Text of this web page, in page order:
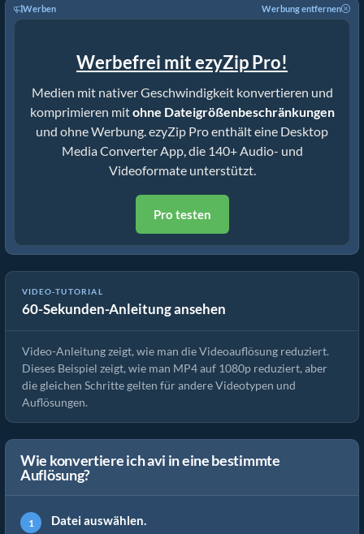
Werben Werbung entfernen
Werbefrei mit ezyZip Pro!
Medien mit nativer Geschwindigkeit konvertieren und
komprimieren mitohne Dateigrößenbeschränkungen
und ohne Werbung. ezyZip Pro enthält eine Desktop
Media Converter App, die 140+ Audio- und
Videoformate unterstützt.
Pro testen
VIDEO-TUTORIAL
60-Sekunden-Anleitung ansehen
So reduzieren Sie die avi-Auflösung (Einfache Anleitung)
Video-Anleitung zeigt, wie man die Videoauflösung reduziert.
Dieses Beispiel zeigt, wie man MP4 auf 1080p reduziert, aber
die gleichen Schritte gelten für andere Videotypen und
Auflösungen.
Wie konvertiere ich avi in eine bestimmte
Auflösung?
Datei auswählen.